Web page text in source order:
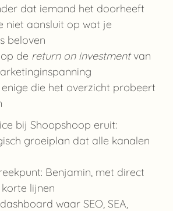
dat iemand het doorheeft
niet aansluit op wat je
beloven
de return on investmentvan
die het overzicht probeert
bij Shoopshoop eruit:
groeiplan dat alle kanalen
Benjamin, met direct
lijnen
waar SEO, SEA,